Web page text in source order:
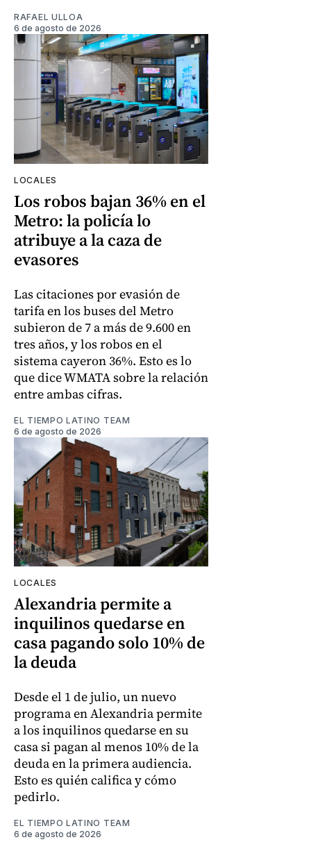
RAFAEL ULLOA
6 de agosto de 2026
LOCALES
Los robos bajan 36% en el
Metro: la policía lo
atribuye a la caza de
evasores
Las citaciones por evasión de
tarifa en los buses del Metro
subieron de 7 a más de 9.600 en
tres años, y los robos en el
sistema cayeron 36%. Esto es lo
que dice WMATA sobre la relación
entre ambas cifras.
EL TIEMPO LATINO TEAM
6 de agosto de 2026
LOCALES
Alexandria permite a
inquilinos quedarse en
casa pagando solo 10% de
la deuda
Desde el 1 de julio, un nuevo
programa en Alexandria permite
a los inquilinos quedarse en su
casa si pagan al menos 10% de la
deuda en la primera audiencia.
Esto es quién califica y cómo
pedirlo.
EL TIEMPO LATINO TEAM
6 de agosto de 2026